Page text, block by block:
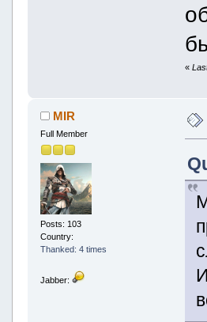
«
MIR
Full Member
Posts: 103
Country:
Thanked: 4 times
Jabber: